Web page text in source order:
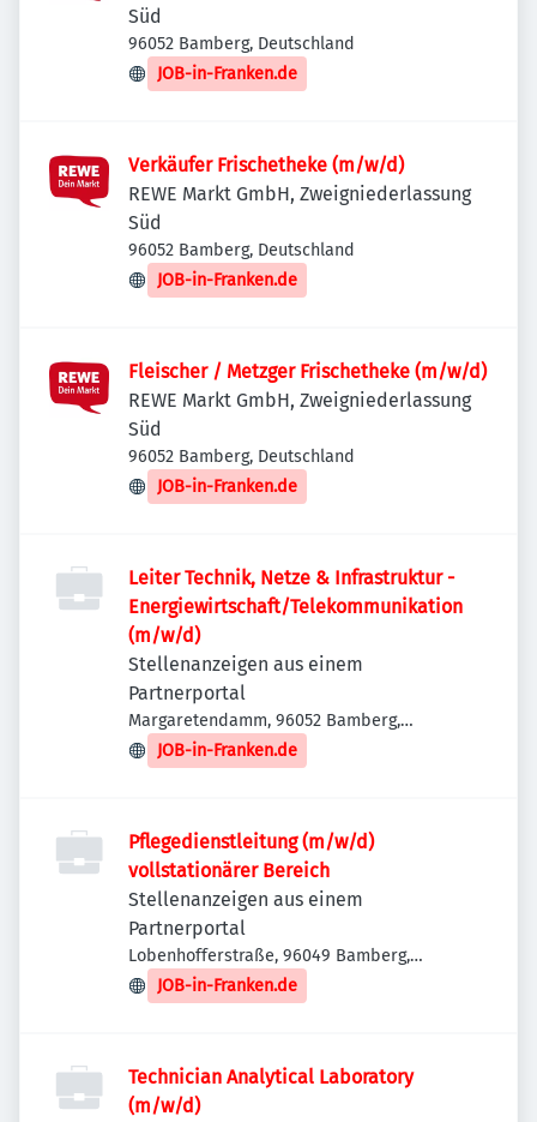
Süd
96052 Bamberg, Deutschland
JOB-in-Franken.de
Verkäufer Frischetheke (m/w/d)
REWE Markt GmbH, Zweigniederlassung
Süd
96052 Bamberg, Deutschland
JOB-in-Franken.de
Fleischer / Metzger Frischetheke (m/w/d)
REWE Markt GmbH, Zweigniederlassung
Süd
96052 Bamberg, Deutschland
JOB-in-Franken.de
Leiter Technik, Netze & Infrastruktur -
Energiewirtschaft/Telekommunikation
(m/w/d)
Stellenanzeigen aus einem
Partnerportal
Margaretendamm, 96052 Bamberg,
Deutschland
JOB-in-Franken.de
Pflegedienstleitung (m/w/d)
vollstationärer Bereich
Stellenanzeigen aus einem
Partnerportal
Lobenhofferstraße, 96049 Bamberg,
Deutschland
JOB-in-Franken.de
Technician Analytical Laboratory
(m/w/d)